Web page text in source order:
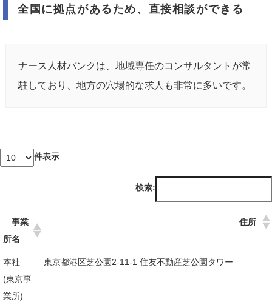
全国に拠点があるため、直接相談ができる
ナース人材バンクは、地域専任のコンサルタントが常
駐しており、地方の穴場的な求人も非常に多いです。
件表示
検索:
事業
所名
住所
本社
(東京事
業所)
東京都港区芝公園2-11-1 住友不動産芝公園タワー